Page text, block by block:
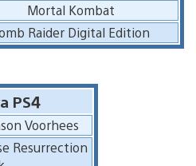
Mortal Kombat
Raider Digital Edition
PS4
Voorhees
Resurrection